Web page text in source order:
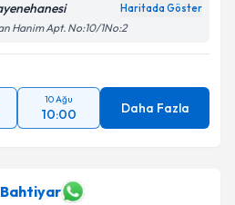
Haritada Göster
Hanim Apt. No:10/1No:2
10 Ağu
10:00 Daha Fazla
Bahtiyar